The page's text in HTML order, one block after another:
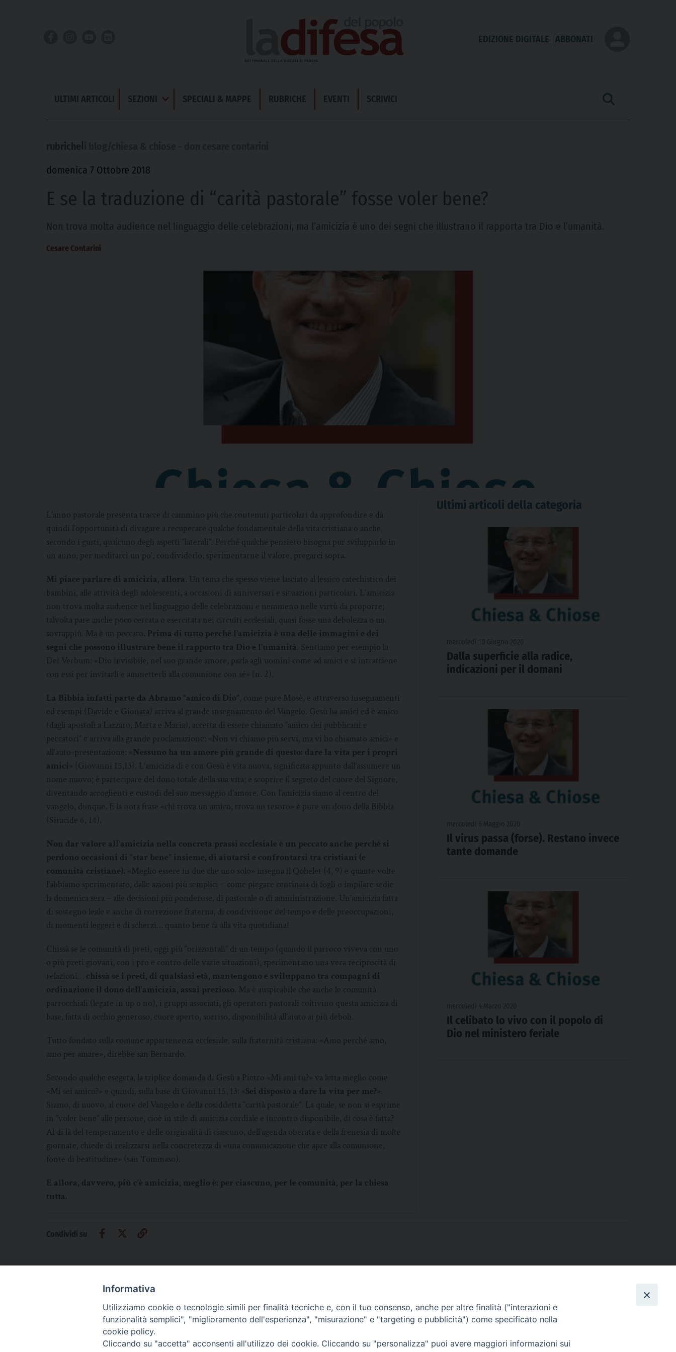
EDIZIONE DIGITALE ABBONATI
ULTIMI ARTICOLI SEZIONI
Apri
Menu
SPECIALI & MAPPE RUBRICHE EVENTI SCRIVICI
domenica 7 Ottobre 2018
E se la traduzione di “carità pastorale” fosse voler bene?
Non trova molta audience nel linguaggio delle celebrazioni, ma l’amicizia è uno dei segni che illustrano il rapporta tra Dio e l’umanità.
Cesare Contarini
L’anno pastorale presenta tracce di cammino più che contenuti particolari da approfondire e dà
quindi l’opportunità di divagare a recuperare qualche fondamentale della vita cristiana o anche,
secondo i gusti, qualcuno degli aspetti “laterali”. Perché qualche pensiero bisogna pur svilupparlo in
un anno, per meditarci un po’, condividerlo, sperimentarne il valore, pregarci sopra.
Mi piace parlare di amicizia, allora . Un tema che spesso viene lasciato al lessico catechistico dei
bambini, alle attività degli adolescenti, a occasioni di anniversari e situazioni particolari. L’amicizia
non trova molta audience nel linguaggio delle celebrazioni e nemmeno nelle virtù da proporre;
talvolta pare anche poco cercata o esercitata nei circuiti ecclesiali, quasi fosse una debolezza o un
sovrappiù. Ma è un peccato. Prima di tutto perché l’amicizia è una delle immagini e dei
segni che possono illustrare bene il rapporto tra Dio e l’umanità . Sentiamo per esempio la
Dei Verbum: «Dio invisibile, nel suo grande amore, parla agli uomini come ad amici e si intrattiene
con essi per invitarli e ammetterli alla comunione con sé» (n. 2).
La Bibbia infatti parte da Abramo “amico di Dio”, come pure Mosè, e attraverso insegnamenti
ed esempi (Davide e Gionata) arriva al grande insegnamento del Vangelo. Gesù ha amici ed è amico
(dagli apostoli a Lazzaro, Marta e Maria), accetta di essere chiamato “amico dei pubblicani e
peccatori” e arriva alla grande proclamazione: «Non vi chiamo più servi, ma vi ho chiamato amici» e
all’auto-presentazione: «Nessuno ha un amore più grande di questo: dare la vita per i propri
amici » (Giovanni 15,13). L’amicizia di e con Gesù è vita nuova, significata appunto dall’assumere un
nome nuovo; è partecipare del dono totale della sua vita; è scoprire il segreto del cuore del Signore,
diventando accoglienti e custodi del suo messaggio d’amore. Con l’amicizia siamo al centro del
vangelo, dunque. E la nota frase «chi trova un amico, trova un tesoro» è pure un dono della Bibbia
(Siracide 6, 14).
Non dar valore all’amicizia nella concreta prassi ecclesiale è un peccato anche perché si
perdono occasioni di “star bene” insieme, di aiutarsi e confrontarsi tra cristiani (e
comunità cristiane). «Meglio essere in due che uno solo» insegna il Qohelet (4, 9) e quante volte
l’abbiamo sperimentato, dalle azioni più semplici – come piegare centinaia di fogli o impilare sedie
la domenica sera – alle decisioni più ponderose, di pastorale o di amministrazione. Un’amicizia fatta
di sostegno leale e anche di correzione fraterna, di condivisione del tempo e delle preoccupazioni,
di momenti leggeri e di scherzi… quanto bene fa alla vita quotidiana!
Chissà se le comunità di preti, oggi più “orizzontali” di un tempo (quando il parroco viveva con uno
o più preti giovani, con i pro e contro delle varie situazioni), sperimentano una vera reciprocità di
relazioni… chissà se i preti, di qualsiasi età, mantengono e sviluppano tra compagni di
ordinazione il dono dell’amicizia, assai prezioso . Ma è auspicabile che anche le comunità
parrocchiali (legate in up o no), i gruppi associati, gli operatori pastorali coltivino questa amicizia di
base, fatta di occhio generoso, cuore aperto, sorriso, disponibilità all’aiuto ai più deboli.
Tutto fondato sulla comune appartenenza ecclesiale, sulla fraternità cristiana: «Amo perché amo,
amo per amare», direbbe san Bernardo.
Secondo qualche esegeta, la triplice domanda di Gesù a Pietro «Mi ami tu?» va letta meglio come
«Mi sei amico?» e quindi, sulla base di Giovanni 15, 13: «Sei disposto a dare la vita per me?».
Siamo, di nuovo, al cuore del Vangelo e della cosiddetta “carità pastorale”. La quale, se non si esprime
in “voler bene” alle persone, cioè in stile di amicizia cordiale e incontro disponibile, di cosa è fatta?
Al di là del temperamento e delle originalità di ciascuno, dell’agenda oberata e della frenesia di molte
giornate, chiede di realizzarsi nella concretezza di «una comunicazione che apre alla comunione,
fonte di beatitudine» (san Tommaso).
E allora, davvero, più c’è amicizia, meglio è: per ciascuno, per le comunità, per la chiesa
tutta.
Ultimi articoli della categoria
Dalla superficie alla radice,
indicazioni per il domani
Il virus passa (forse). Restano invece
tante domande
Il celibato lo vivo con il popolo di
Dio nel ministero feriale
Condividi su
AMMINISTRAZIONE TRASPARENTE SCRIVICI
Informativa
Utilizziamo cookie o tecnologie simili per finalità tecniche e, con il tuo consenso, anche per altre finalità ("interazioni e
funzionalità semplici", "miglioramento dell'esperienza", "misurazione" e "targeting e pubblicità") come specificato nella
cookie policy.
Cliccando su "accetta" acconsenti all'utilizzo dei cookie. Cliccando su "personalizza" puoi avere maggiori informazioni sui